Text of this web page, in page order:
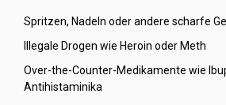
Spritzen, Nadeln oder andere scharfe
Illegale Drogen wie Heroin oder Meth
Over-the-Counter-Medikamente wie
Antihistaminika